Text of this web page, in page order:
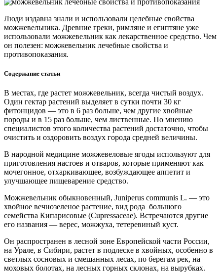
Люди издавна знали и использовали целебные свойства
можжевельника. Древние греки, римляне и египтяне уже
использовали можжевельник как лекарственное средство. Чем
он полезен: можжевельник лечебные свойства и
противопоказания.
Содержание статьи
В местах, где растет можжевельник, всегда чистый воздух.
Один гектар растений выделяет в сутки почти 30 кг
фитонцидов — это в 6 раз больше, чем другие хвойные
породы и в 15 раз больше, чем лиственные. По мнению
специалистов этого количества растений достаточно, чтобы
очистить и оздоровить воздух города средней величины.
В народной медицине можжевеловые ягоды используют для
приготовления настоев и отваров, которые применяют как
мочегонное, отхаркивающее, возбуждающее аппетит и
улучшающее пищеварение средство.
Можжевельник обыкновенный, Juniperus communis L. — это
хвойное вечнозеленое растение, вид рода большого
семейства Кипарисовые (Cupressaceae). Встречаются другие
его названия — верес, можжуха, тетеревиный куст.
Он распространен в лесной зоне Европейской части России,
на Урале, в Сибири, растет в подлеске в хвойных, особенно в
светлых сосновых и смешанных лесах, по берегам рек, на
моховых болотах, на лесных горных склонах, на вырубках.